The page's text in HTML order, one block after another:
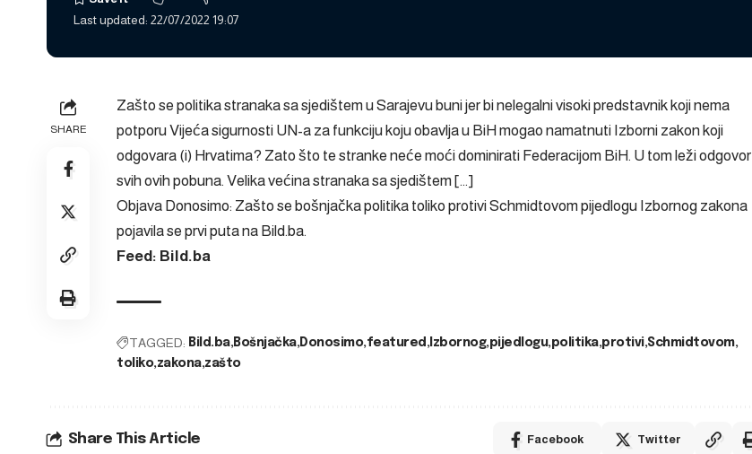
Last updated: 22/07/2022 19:07
SHARE
Zašto se politika stranaka sa sjedištem u Sarajevu buni jer bi nelegalni visoki predstavnik koji nema
potporu Vijeća sigurnosti UN-a za funkciju koju obavlja u BiH mogao namatnuti Izborni zakon koji
odgovara (i) Hrvatima? Zato što te stranke neće moći dominirati Federacijom BiH. U tom leži odgovor
svih ovih pobuna. Velika većina stranaka sa sjedištem […]
Objava Donosimo: Zašto se bošnjačka politika toliko protivi Schmidtovom pijedlogu Izbornog zakona
pojavila se prvi puta na Bild.ba.
Feed: Bild.ba
TAGGED: Bild.ba Bošnjačka Donosimo featured Izbornog pijedlogu politika protivi Schmidtovom
toliko zakona zašto
Share This Article Facebook Twitter